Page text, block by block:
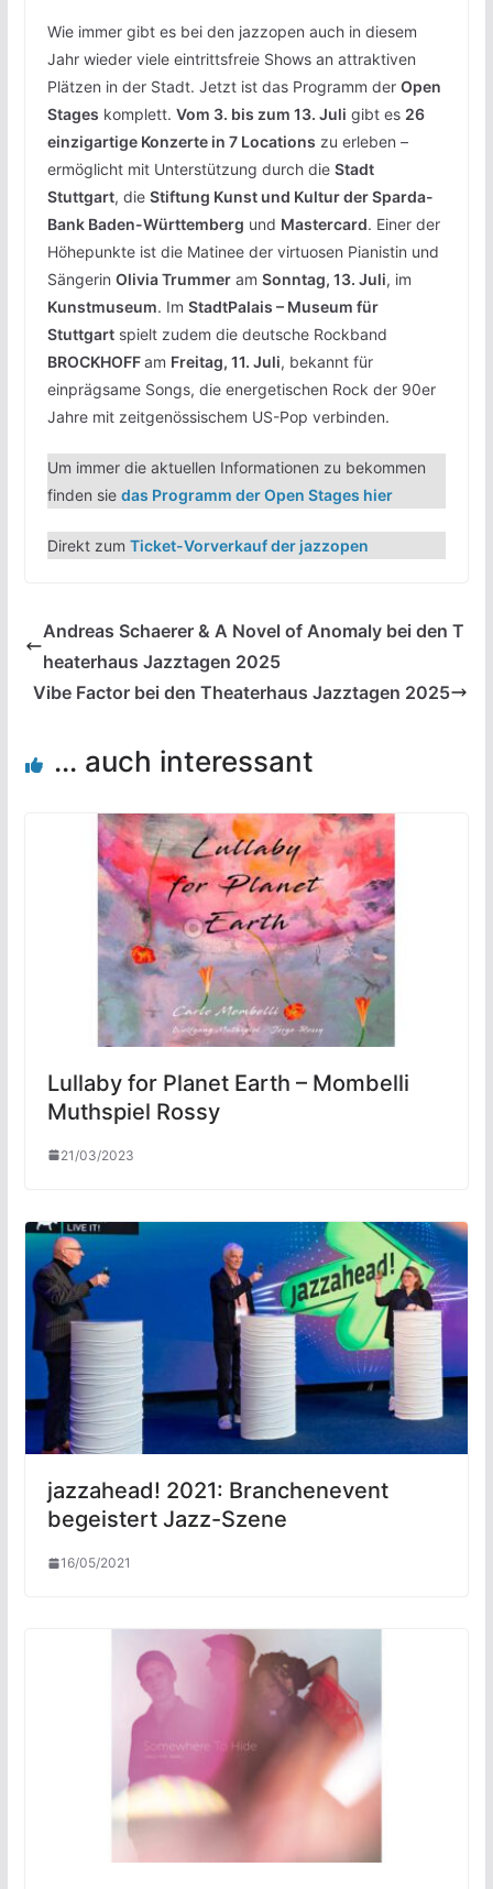
Wie immer gibt es bei den jazzopen auch in diesem
Jahr wieder viele eintrittsfreie Shows an attraktiven
Plätzen in der Stadt. Jetzt ist das Programm der Open
Stages komplett. Vom 3. bis zum 13. Juli gibt es 26
einzigartige Konzerte in 7 Locations zu erleben –
ermöglicht mit Unterstützung durch die Stadt
Stuttgart, die Stiftung Kunst und Kultur der Sparda-
Bank Baden-Württemberg und Mastercard. Einer der
Höhepunkte ist die Matinee der virtuosen Pianistin und
Sängerin Olivia Trummeram Sonntag, 13. Juli, im
Kunstmuseum. Im StadtPalais – Museum für
Stuttgartspielt zudem die deutsche Rockband
BROCKHOFFam Freitag, 11. Juli, bekannt für
einprägsame Songs, die energetischen Rock der 90er
Jahre mit zeitgenössischem US-Pop verbinden.
Um immer die aktuellen Informationen zu bekommen
finden sie das Programm der Open Stages hier
Direkt zum Ticket-Vorverkauf der jazzopen
Andreas Schaerer & A Novel of Anomaly bei den T
heaterhaus Jazztagen 2025
Vibe Factor bei den Theaterhaus Jazztagen 2025
... auch interessant
Lullaby for Planet Earth – Mombelli
Muthspiel Rossy
21/03/2023
jazzahead! 2021: Branchenevent
begeistert Jazz-Szene
16/05/2021